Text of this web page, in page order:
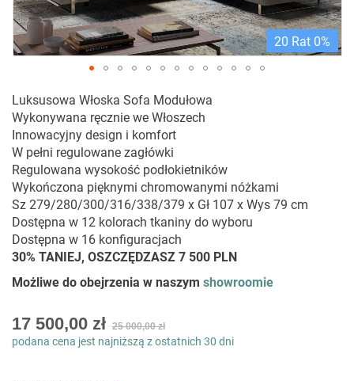
na
początek
galerii
20 Rat 0%
Luksusowa Włoska Sofa Modułowa
Wykonywana ręcznie we Włoszech
Innowacyjny design i komfort
W pełni regulowane zagłówki
Regulowana wysokość podłokietników
Wykończona pięknymi chromowanymi nóżkami
Sz 279/280/300/316/338/379 x Gł 107 x Wys 79 cm
Dostępna w 12 kolorach tkaniny do wyboru
Dostępna w 16 konfiguracjach
30% TANIEJ, OSZCZĘDZASZ 7 500 PLN
Możliwe do obejrzenia w naszym showroomie
As
low
17 500,00 zł 25 000,00 zł
podana cena jest najniższą z ostatnich 30 dni